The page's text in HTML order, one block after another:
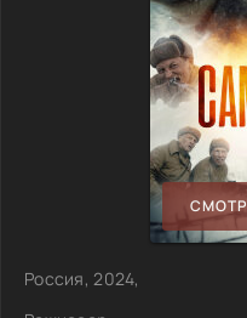
Россия, 2024,